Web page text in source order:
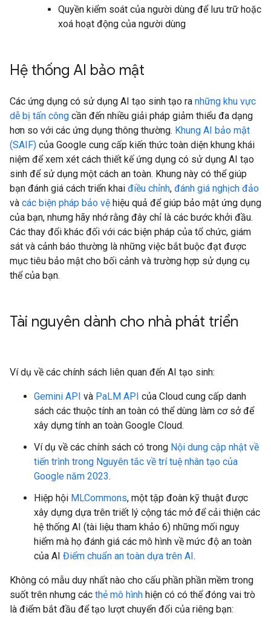
Quyền kiểm soát của người dùng để lưu trữ hoặc
xoá hoạt động của người dùng
Hệ thống AI bảo mật
Các ứng dụng có sử dụng AI tạo sinh tạo ra những khu vực
dễ bị tấn công cần đến nhiều giải pháp giảm thiểu đa dạng
hơn so với các ứng dụng thông thường. Khung AI bảo mật
(SAIF) của Google cung cấp kiến thức toàn diện khung khái
niệm để xem xét cách thiết kế ứng dụng có sử dụng AI tạo
sinh để sử dụng một cách an toàn. Khung này có thể giúp
bạn đánh giá cách triển khai điều chỉnh, đánh giá nghịch đảo
và các biện pháp bảo vệ hiệu quả để giúp bảo mật ứng dụng
của bạn, nhưng hãy nhớ rằng đây chỉ là các bước khởi đầu.
Các thay đổi khác đối với các biện pháp của tổ chức, giám
sát và cảnh báo thường là những việc bắt buộc đạt được
mục tiêu bảo mật cho bối cảnh và trường hợp sử dụng cụ
thể của bạn.
Tài nguyên dành cho nhà phát triển
Ví dụ về các chính sách liên quan đến AI tạo sinh:
Gemini API và PaLM API của Cloud cung cấp danh
sách các thuộc tính an toàn có thể dùng làm cơ sở để
xây dựng tính an toàn Google Cloud.
Ví dụ về các chính sách có trong Nội dung cập nhật về
tiến trình trong Nguyên tắc về trí tuệ nhân tạo của
Google năm 2023.
Hiệp hội MLCommons, một tập đoàn kỹ thuật được
xây dựng dựa trên triết lý cộng tác mở để cải thiện các
hệ thống AI (tài liệu tham khảo 6) những mối nguy
hiểm mà họ đánh giá các mô hình về mức độ an toàn
của AI Điểm chuẩn an toàn dựa trên AI.
Không có mẫu duy nhất nào cho cấu phần phần mềm trong
suốt trên nhưng các thẻ mô hình hiện có có thể đóng vai trò
là điểm bắt đầu để tạo lượt chuyển đổi của riêng bạn: